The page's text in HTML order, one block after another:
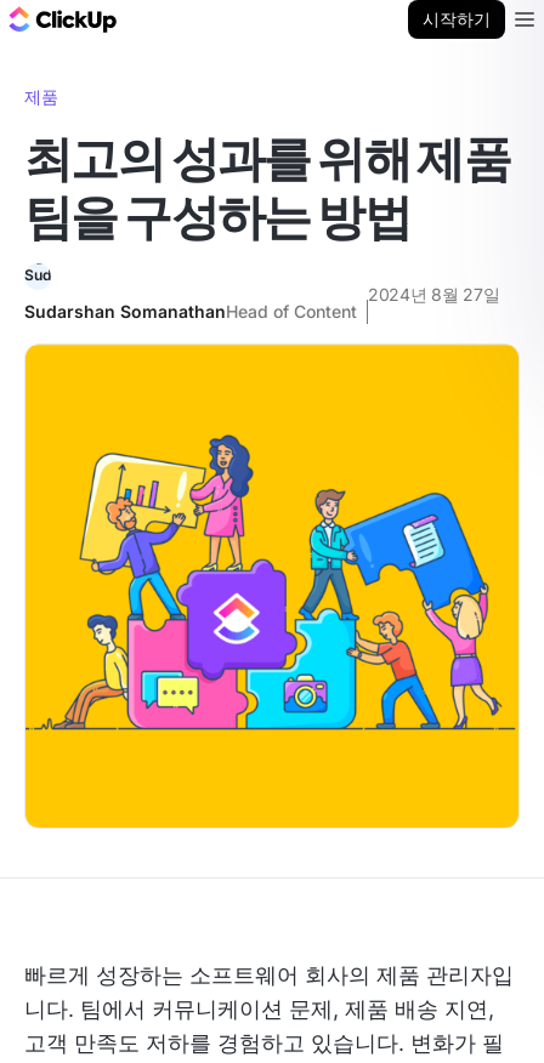
시작하기
제품
최고의 성과를 위해 제품
팀을 구성하는 방법
Sudarshan SomanathanHead of Content
2024년 8월 27일
빠르게 성장하는 소프트웨어 회사의 제품 관리자입
니다. 팀에서 커뮤니케이션 문제, 제품 배송 지연,
고객 만족도 저하를 경험하고 있습니다. 변화가 필